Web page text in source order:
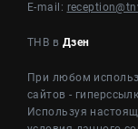
E-mail:
ТНВ в Дзен
При любом
сайтов -
Используя